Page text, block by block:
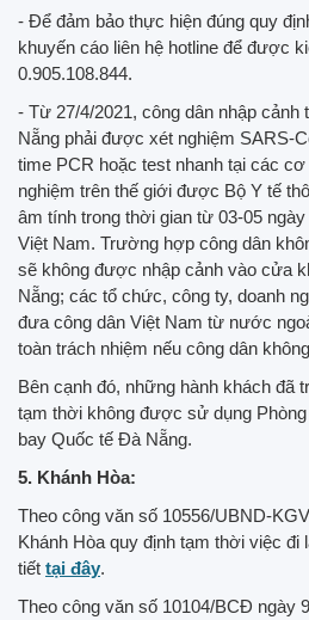
- Để đảm bảo thực hiện đúng quy
khuyến cáo liên hệ hotline để được
0.905.108.844.
- Từ 27/4/2021, công dân nhập
Nẵng phải được xét nghiệm SARS-
time PCR hoặc test nhanh tại các
nghiệm trên thế giới được Bộ Y tế
âm tính trong thời gian từ 03-05
Việt Nam. Trường hợp công dân
sẽ không được nhập cảnh vào cửa
Nẵng; các tổ chức, công ty, doanh
đưa công dân Việt Nam từ nước
toàn trách nhiệm nếu công dân
Bên cạnh đó, những hành khách đã
tạm thời không được sử dụng
bay Quốc tế Đà Nẵng.
5. Khánh Hòa:
Theo công văn số 10556/UBND-
Khánh Hòa quy định tạm thời việc đi
tiết tại đây.
Theo công văn số 10104/BCĐ ngày